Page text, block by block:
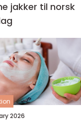
jakker til norsk
2026